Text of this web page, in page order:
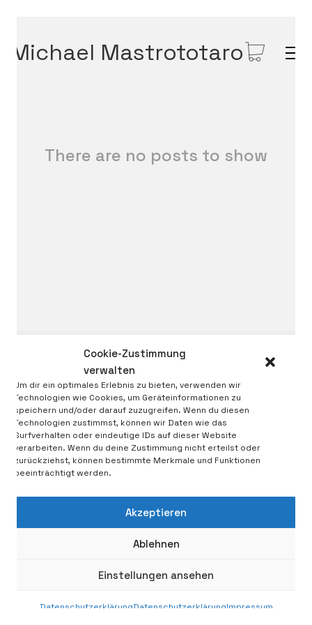
Cookie-Zustimmung
verwalten
Um dir ein optimales Erlebnis zu bieten, verwenden wir
Technologien wie Cookies, um Geräteinformationen zu
speichern und/oder darauf zuzugreifen. Wenn du diesen
Technologien zustimmst, können wir Daten wie das
Surfverhalten oder eindeutige IDs auf dieser Website
verarbeiten. Wenn du deine Zustimmung nicht erteilst oder
zurückziehst, können bestimmte Merkmale und Funktionen
beeinträchtigt werden.
Akzeptieren
Ablehnen
Einstellungen ansehen
DatenschutzerklärungDatenschutzerklärungImpressum
Michael Mastrototaro
There are no posts to show
© Copyright 2026 | Michael Mastrototaro - Bildrecht